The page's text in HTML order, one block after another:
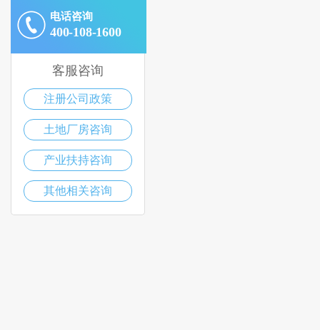
电话咨询
400-108-1600
客服咨询
注册公司政策
土地厂房咨询
产业扶持咨询
其他相关咨询